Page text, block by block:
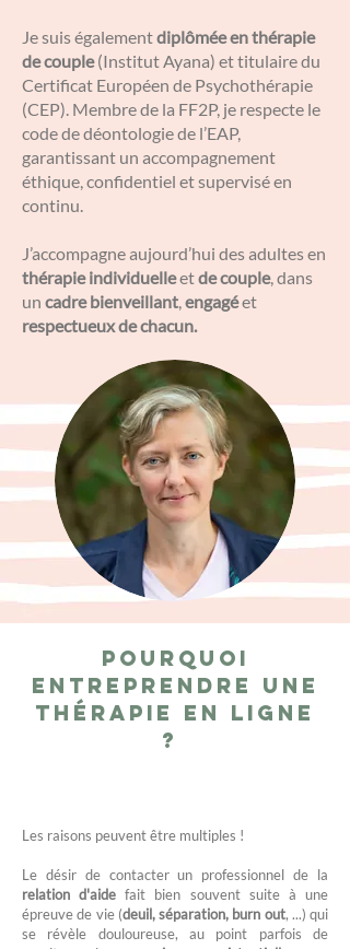
Je suis égalementdiplômée en thérapie
de couple(Institut Ayana) et titulaire du
Certificat Européen de Psychothérapie
(CEP). Membre de la FF2P, je respecte le
code de déontologie de l’EAP,
garantissant un accompagnement
éthique, confidentiel et supervisé en
continu.
J’accompagne aujourd’hui des adultes en
thérapie individuelleetde couple, dans
un cadre bienveillant,engagéet
respectueux de chacun.
Pourquoi
entreprendre une
thérapie en ligne
?
Les raisons peuvent être multiples !
Le désir de contacter un professionnel de la
relation d'aide fait bien souvent suite à une
épreuve de vie (deuil, séparation, burn out, ...) qui
se révèle douloureuse, au point parfois de